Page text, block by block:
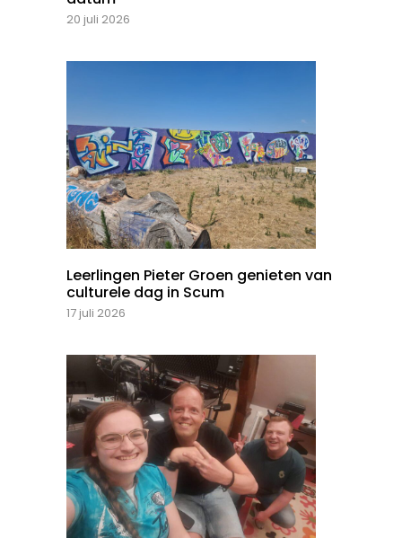
20 juli 2026
Leerlingen Pieter Groen genieten van
culturele dag in Scum
17 juli 2026